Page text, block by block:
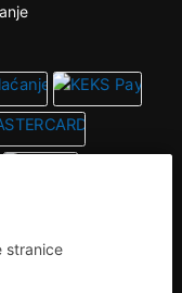
stranice